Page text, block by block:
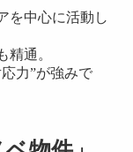
を中心に活動し
精通。
力”が強みで